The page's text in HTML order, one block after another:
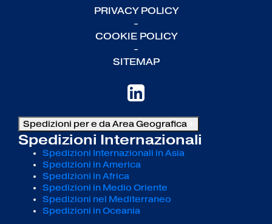
PRIVACY POLICY
-
COOKIE POLICY
-
SITEMAP
Spedizioni per e da Area Geografica
Spedizioni Internazionali
Spedizioni Internazionali in Asia
Spedizioni in America
Spedizioni in Africa
Spedizioni in Medio Oriente
Spedizioni nel Mediterraneo
Spedizioni in Oceania